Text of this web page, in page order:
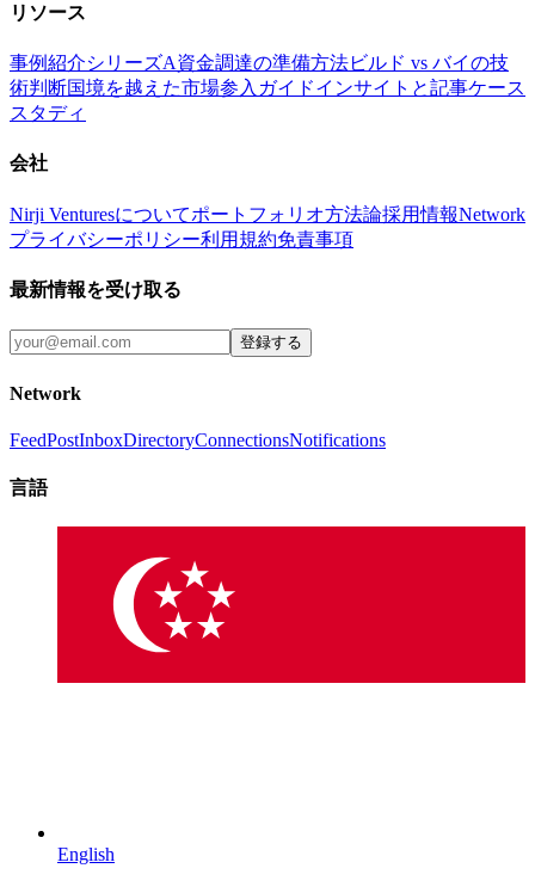
リソース
事例紹介シリーズA資金調達の準備方法ビルド vs バイの技
術判断国境を越えた市場参入ガイドインサイトと記事ケース
スタディ
会社
Nirji Venturesについてポートフォリオ方法論採用情報Network
プライバシーポリシー利用規約免責事項
最新情報を受け取る
登録する
Network
FeedPostInboxDirectoryConnectionsNotifications
言語
English